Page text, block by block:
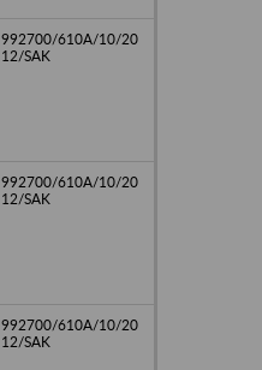
992700/610A/10/20
12/SAK
992700/610A/10/20
12/SAK
992700/610A/10/20
12/SAK